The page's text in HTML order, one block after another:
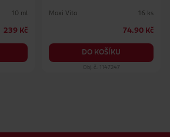
10 ml
239 Kč
Maxi Vita 16 ks
74.90 Kč
DO KOŠÍKU
Obj. č.: 1147247